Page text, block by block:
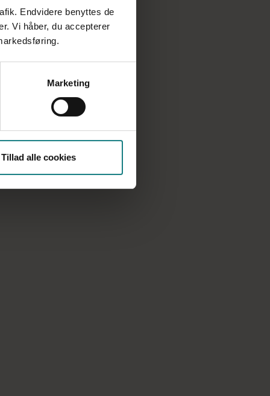
Endvidere benyttes de
Vi håber, du accepterer
Marketing
Tillad alle cookies